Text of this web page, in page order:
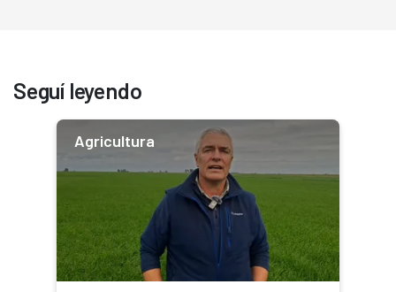
Seguí leyendo
Agricultura